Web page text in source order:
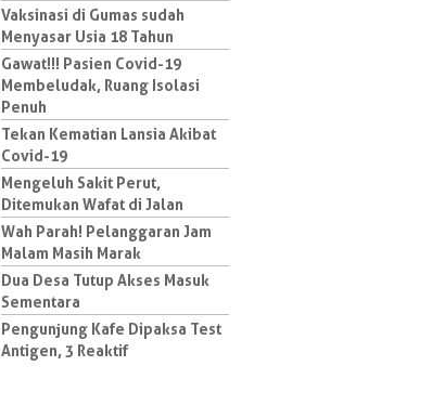
Vaksinasi di Gumas sudah
Menyasar Usia 18 Tahun
Gawat!!! Pasien Covid-19
Membeludak, Ruang Isolasi
Penuh
Tekan Kematian Lansia Akibat
Covid-19
Mengeluh Sakit Perut,
Ditemukan Wafat di Jalan
Wah Parah! Pelanggaran Jam
Malam Masih Marak
Dua Desa Tutup Akses Masuk
Sementara
Pengunjung Kafe Dipaksa Test
Antigen, 3 Reaktif